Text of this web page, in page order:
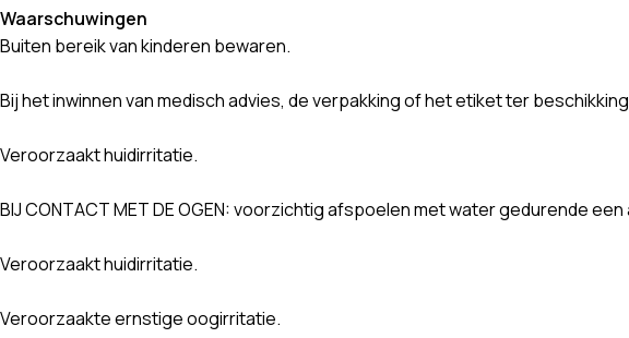
Waarschuwingen
Buiten bereik van kinderen bewaren.
Bij het inwinnen van medisch advies, de verpakking of het etiket ter
Veroorzaakt huidirritatie.
BIJ CONTACT MET DE OGEN: voorzichtig afspoelen met water gedurende
Veroorzaakt huidirritatie.
Veroorzaakte ernstige oogirritatie.